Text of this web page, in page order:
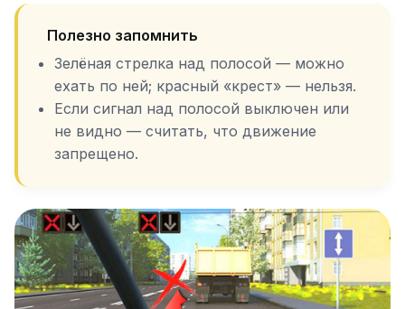
Полезно запомнить
Зелёная стрелка над полосой — можно
ехать по ней; красный «крест» — нельзя.
Если сигнал над полосой выключен или
не видно — считать, что движение
запрещено.